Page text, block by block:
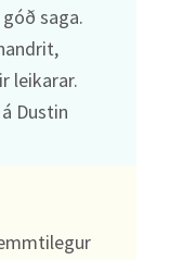
saga.
leikarar.
Dustin